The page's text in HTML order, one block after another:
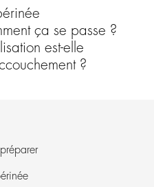
ça se passe ?
est-elle
?